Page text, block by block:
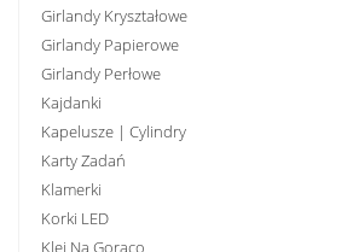
Girlandy Kryształowe
Girlandy Papierowe
Girlandy Perłowe
Kajdanki
Kapelusze | Cylindry
Karty Zadań
Klamerki
Korki LED
Klej Na Gorąco